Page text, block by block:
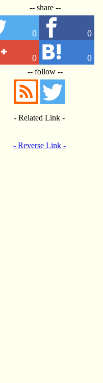
-- share --
0 0
0 0
-- follow --
- Related Link -
- Reverse Link -